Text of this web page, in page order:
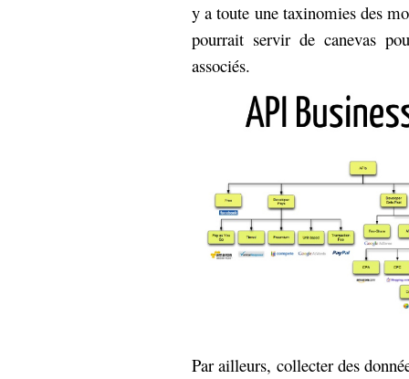
y a toute une taxinomies des
pourrait servir de canevas
associés.
Par ailleurs, collecter des